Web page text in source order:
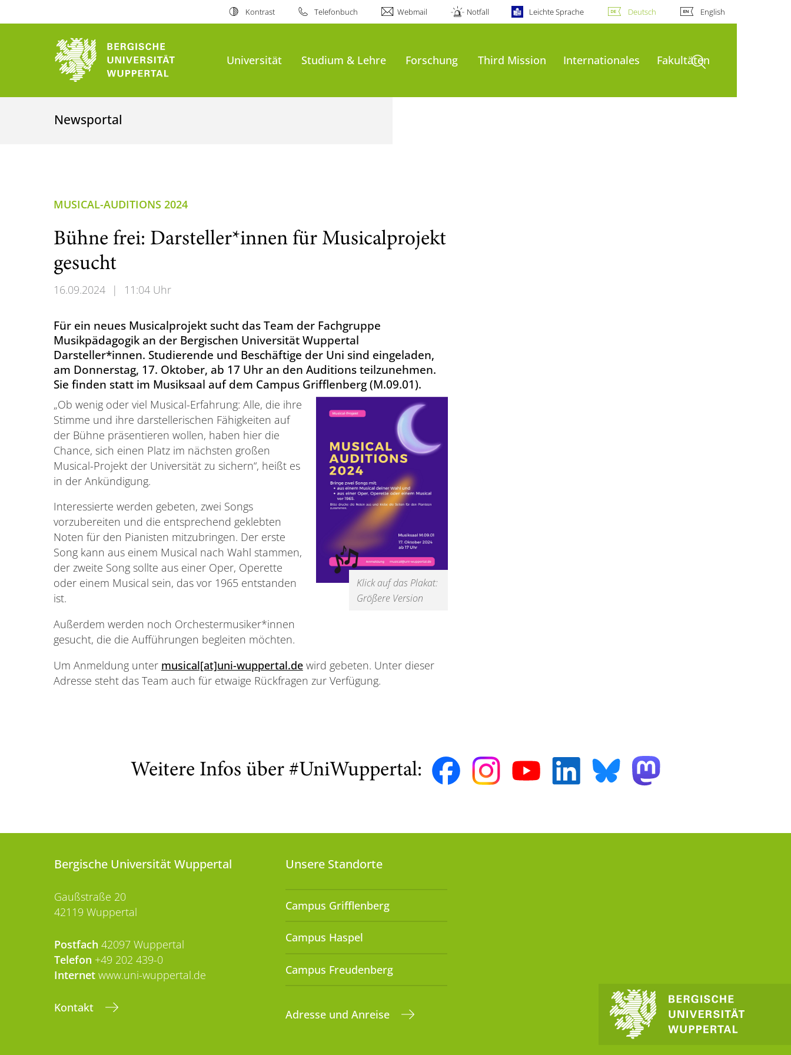
Kontrast Telefonbuch Webmail Notfall Leichte Sprache Deutsch English
Universität Studium & Lehre Forschung Third Mission Internationales FakultätenSuche öffnen
Newsportal
MUSICAL-AUDITIONS 2024
Bühne frei: Darsteller*innen für Musicalprojekt
gesucht
16.09.2024 | 11:04 Uhr
Für ein neues Musicalprojekt sucht das Team der Fachgruppe
Musikpädagogik an der Bergischen Universität Wuppertal
Darsteller*innen. Studierende und Beschäftige der Uni sind eingeladen,
am Donnerstag, 17. Oktober, ab 17 Uhr an den Auditions teilzunehmen.
Sie finden statt im Musiksaal auf dem Campus Grifflenberg (M.09.01).
Klick auf das Plakat:
Größere Version
„Ob wenig oder viel Musical-Erfahrung: Alle, die ihre
Stimme und ihre darstellerischen Fähigkeiten auf
der Bühne präsentieren wollen, haben hier die
Chance, sich einen Platz im nächsten großen
Musical-Projekt der Universität zu sichern“, heißt es
in der Ankündigung.
Interessierte werden gebeten, zwei Songs
vorzubereiten und die entsprechend geklebten
Noten für den Pianisten mitzubringen. Der erste
Song kann aus einem Musical nach Wahl stammen,
der zweite Song sollte aus einer Oper, Operette
oder einem Musical sein, das vor 1965 entstanden
ist.
Außerdem werden noch Orchestermusiker*innen
gesucht, die die Aufführungen begleiten möchten.
Um Anmeldung unter musical[at]uni-wuppertal.de wird gebeten. Unter dieser
Adresse steht das Team auch für etwaige Rückfragen zur Verfügung.
Weitere Infos über #UniWuppertal:
Bergische Universität Wuppertal
Gaußstraße 20
42119 Wuppertal
Postfach 42097 Wuppertal
Telefon +49 202 439-0
Internet www.uni-wuppertal.de
Kontakt
Unsere Standorte
Campus Grifflenberg
Campus Haspel
Campus Freudenberg
Adresse und Anreise